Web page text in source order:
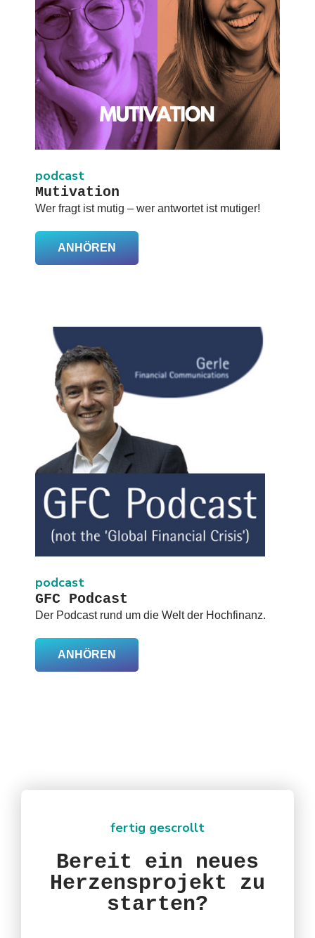
podcast
Mutivation
Wer fragt ist mutig – wer antwortet ist mutiger!
ANHÖREN
podcast
GFC Podcast
Der Podcast rund um die Welt der Hochfinanz.
ANHÖREN
fertig gescrollt
Bereit ein neues
Herzensprojekt zu
starten?